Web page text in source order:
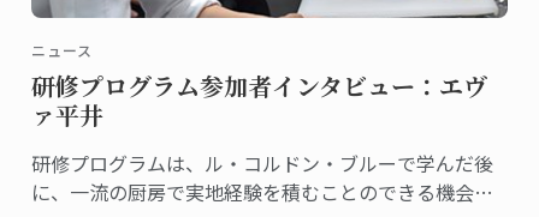
ニュース
研修プログラム参加者インタビュー：エヴ
ァ平井
研修プログラムは、ル・コルドン・ブルーで学んだ後
に、一流の厨房で実地経験を積むことのできる機会で